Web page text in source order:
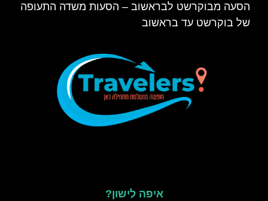
הסעה מבוקרשט לבראשוב – הסעות משדה התעופה
של בוקרשט עד בראשוב
איפה לישון?